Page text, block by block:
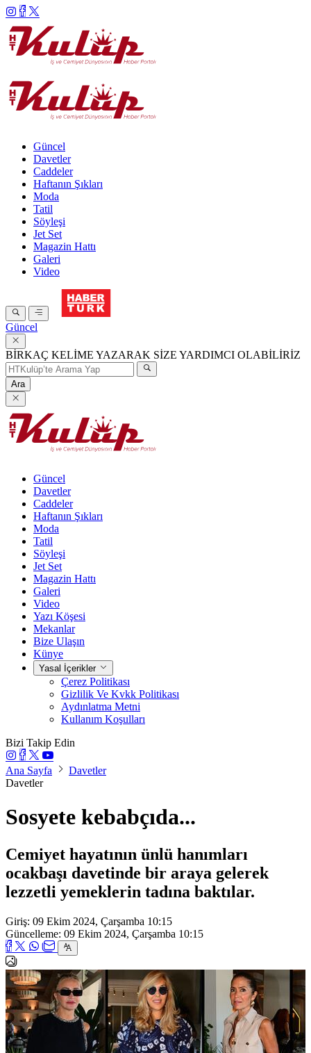
Güncel
Davetler
Caddeler
Haftanın Şıkları
Moda
Tatil
Söyleşi
Jet Set
Magazin Hattı
Galeri
Video
Güncel
BİRKAÇ KELİME YAZARAK SİZE YARDIMCI OLABİLİRİZ
Ara
Güncel
Davetler
Caddeler
Haftanın Şıkları
Moda
Tatil
Söyleşi
Jet Set
Magazin Hattı
Galeri
Video
Yazı Köşesi
Mekanlar
Bize Ulaşın
Künye
Yasal İçerikler
Çerez Politikası
Gizlilik Ve Kvkk Politikası
Aydınlatma Metni
Kullanım Koşulları
Bizi Takip Edin
Ana Sayfa
Davetler
Davetler
Sosyete kebabçıda...
Cemiyet hayatının ünlü hanımları
ocakbaşı davetinde bir araya gelerek
lezzetli yemeklerin tadına baktılar.
Giriş: 09 Ekim 2024, Çarşamba 10:15
Güncelleme: 09 Ekim 2024, Çarşamba 10:15